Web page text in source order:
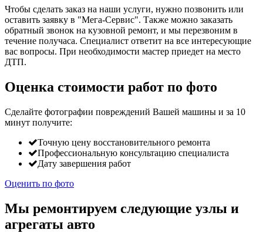
Чтобы сделать заказ на наши услуги, нужно позвонить или
оставить заявку в "Мега-Сервис". Также можно заказать
обратный звонок на кузовной ремонт, и мы перезвоним в
течение получаса. Специалист ответит на все интересующие
вас вопросы. При необходимости мастер приедет на место
ДТП.
Оценка стоимости работ по фото
Сделайте фотографии повреждений Вашей машины и за 10
минут получите:
Точную цену восстановительного ремонта
Профессиональную консультацию специалиста
Дату завершения работ
Оценить по фото
Мы ремонтируем следующие узлы и
агрегаты авто